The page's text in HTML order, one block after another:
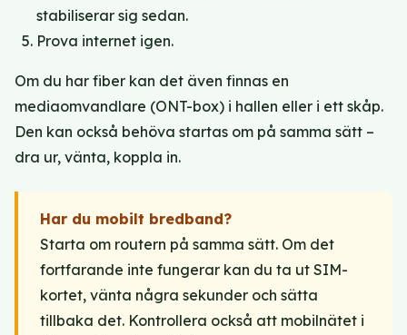
stabiliserar sig sedan.
Prova internet igen.
Om du har fiber kan det även finnas en
mediaomvandlare (ONT-box) i hallen eller i ett skåp.
Den kan också behöva startas om på samma sätt –
dra ur, vänta, koppla in.
Har du mobilt bredband?
Starta om routern på samma sätt. Om det
fortfarande inte fungerar kan du ta ut SIM-
kortet, vänta några sekunder och sätta
tillbaka det. Kontrollera också att mobilnätet i